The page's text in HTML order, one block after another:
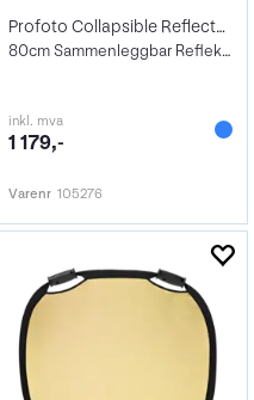
Profoto Collapsible Reflector SS/W - M
80cm Sammenleggbar Reflektor Sunsil/Wite
inkl. mva
1 179,-
Varenr 105276